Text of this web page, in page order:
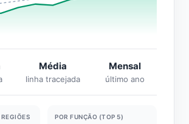
Média
linha tracejada
Mensal
último ano
POR FUNÇÃO (TOP 5)